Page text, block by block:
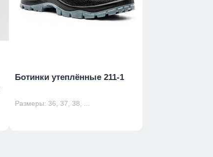
Ботинки утеплённые 211-1
Размеры: 36, 37, 38, ...